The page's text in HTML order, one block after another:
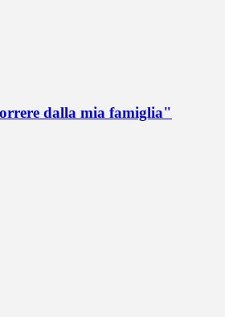
dalla mia famiglia"